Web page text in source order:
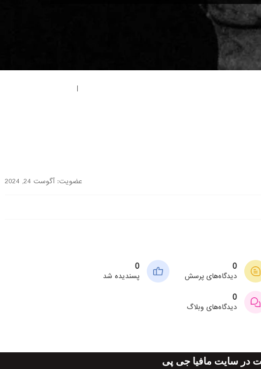
|
عضویت: آگوست 24, 2024
0
دیدگاه‌های پرسش
0
پسندیده شد
0
دیدگاه‌های وبلاگ
در سایت مافیا جی پی